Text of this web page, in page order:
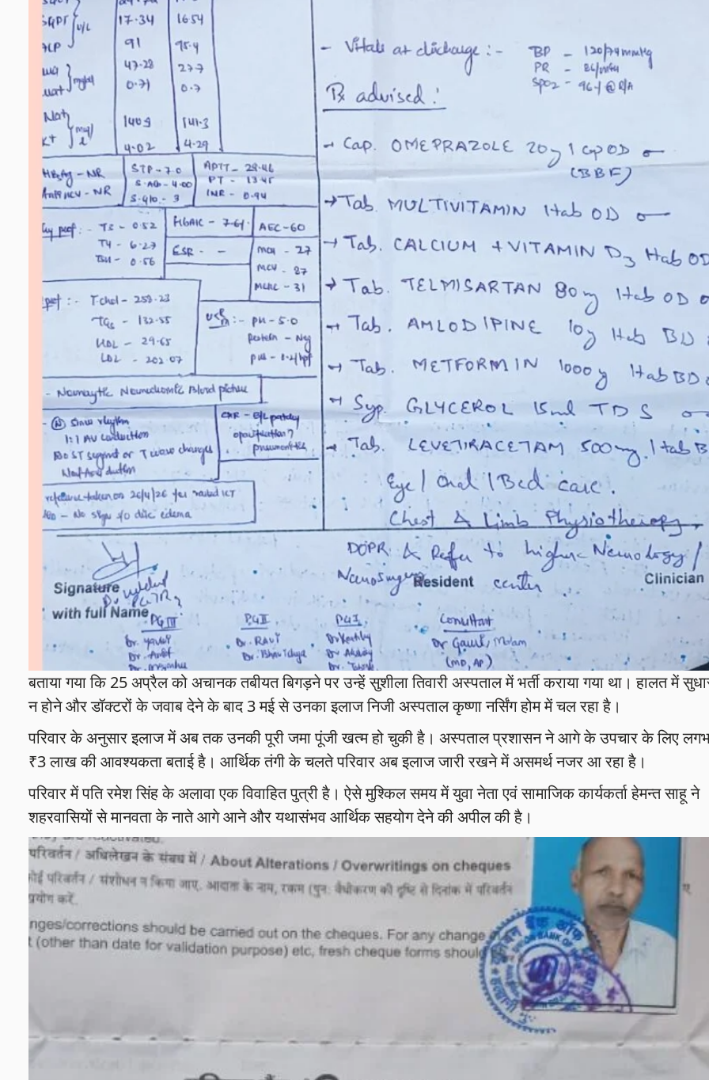
बताया गया कि 25 अप्रैल को अचानक तबीयत बिगड़ने पर उन्हें सुशीला तिवारी अस्पताल में भर्ती कराया गया था। हालत में
न होने और डॉक्टरों के जवाब देने के बाद 3 मई से उनका इलाज निजी अस्पताल कृष्णा नर्सिंग होम में चल रहा है।
परिवार के अनुसार इलाज में अब तक उनकी पूरी जमा पूंजी खत्म हो चुकी है। अस्पताल प्रशासन ने आगे के उपचार के लिए
₹3 लाख की आवश्यकता बताई है। आर्थिक तंगी के चलते परिवार अब इलाज जारी रखने में असमर्थ नजर आ रहा है।
परिवार में पति रमेश सिंह के अलावा एक विवाहित पुत्री है। ऐसे मुश्किल समय में युवा नेता एवं सामाजिक कार्यकर्ता हेमन्त साहू ने
शहरवासियों से मानवता के नाते आगे आने और यथासंभव आर्थिक सहयोग देने की अपील की है।